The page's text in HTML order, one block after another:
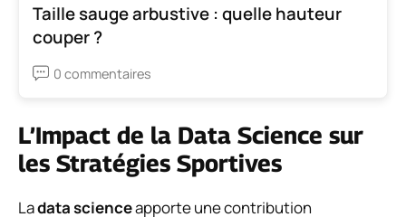
Taille sauge arbustive : quelle hauteur
couper ?
0 commentaires
L’Impact de la Data Science sur
les Stratégies Sportives
Ladata scienceapporte une contribution